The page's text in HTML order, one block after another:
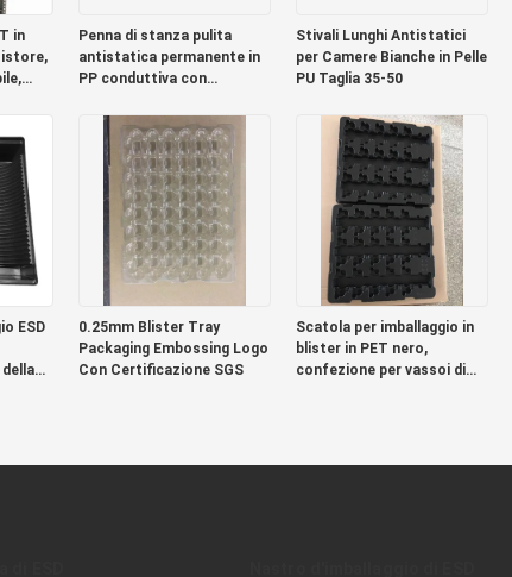
in
Penna di stanza pulita
antistatica permanente in
PP conduttiva con
Stivali Lunghi Antistatici
per Camere Bianche in Pelle
PU Taglia 35-50
ESD
0.25mm Blister Tray
Packaging Embossing Logo
Con Certificazione SGS
Scatola per imballaggio in
blister in PET nero,
confezione per vassoi di